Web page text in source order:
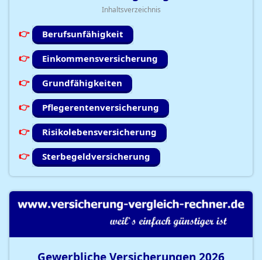
Inhaltsverzeichnis
Berufsunfähigkeit
Einkommensversicherung
Grundfähigkeiten
Pflegerentenversicherung
Risikolebensversicherung
Sterbegeldversicherung